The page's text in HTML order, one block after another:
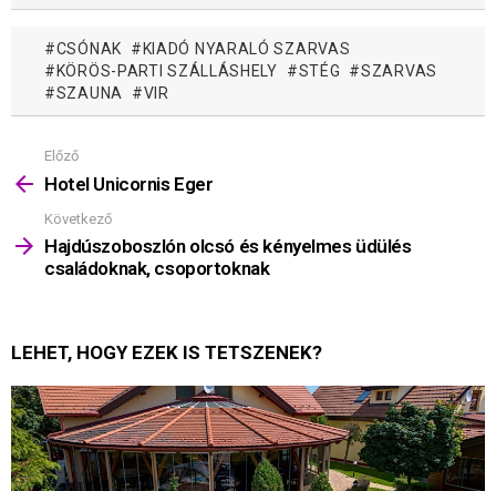
CSÓNAK
KIADÓ NYARALÓ SZARVAS
KÖRÖS-PARTI SZÁLLÁSHELY
STÉG
SZARVAS
SZAUNA
VIR
Mutass
többet
Előző
Hotel Unicornis Eger
Következő
Hajdúszoboszlón olcsó és kényelmes üdülés
családoknak, csoportoknak
LEHET, HOGY EZEK IS TETSZENEK?